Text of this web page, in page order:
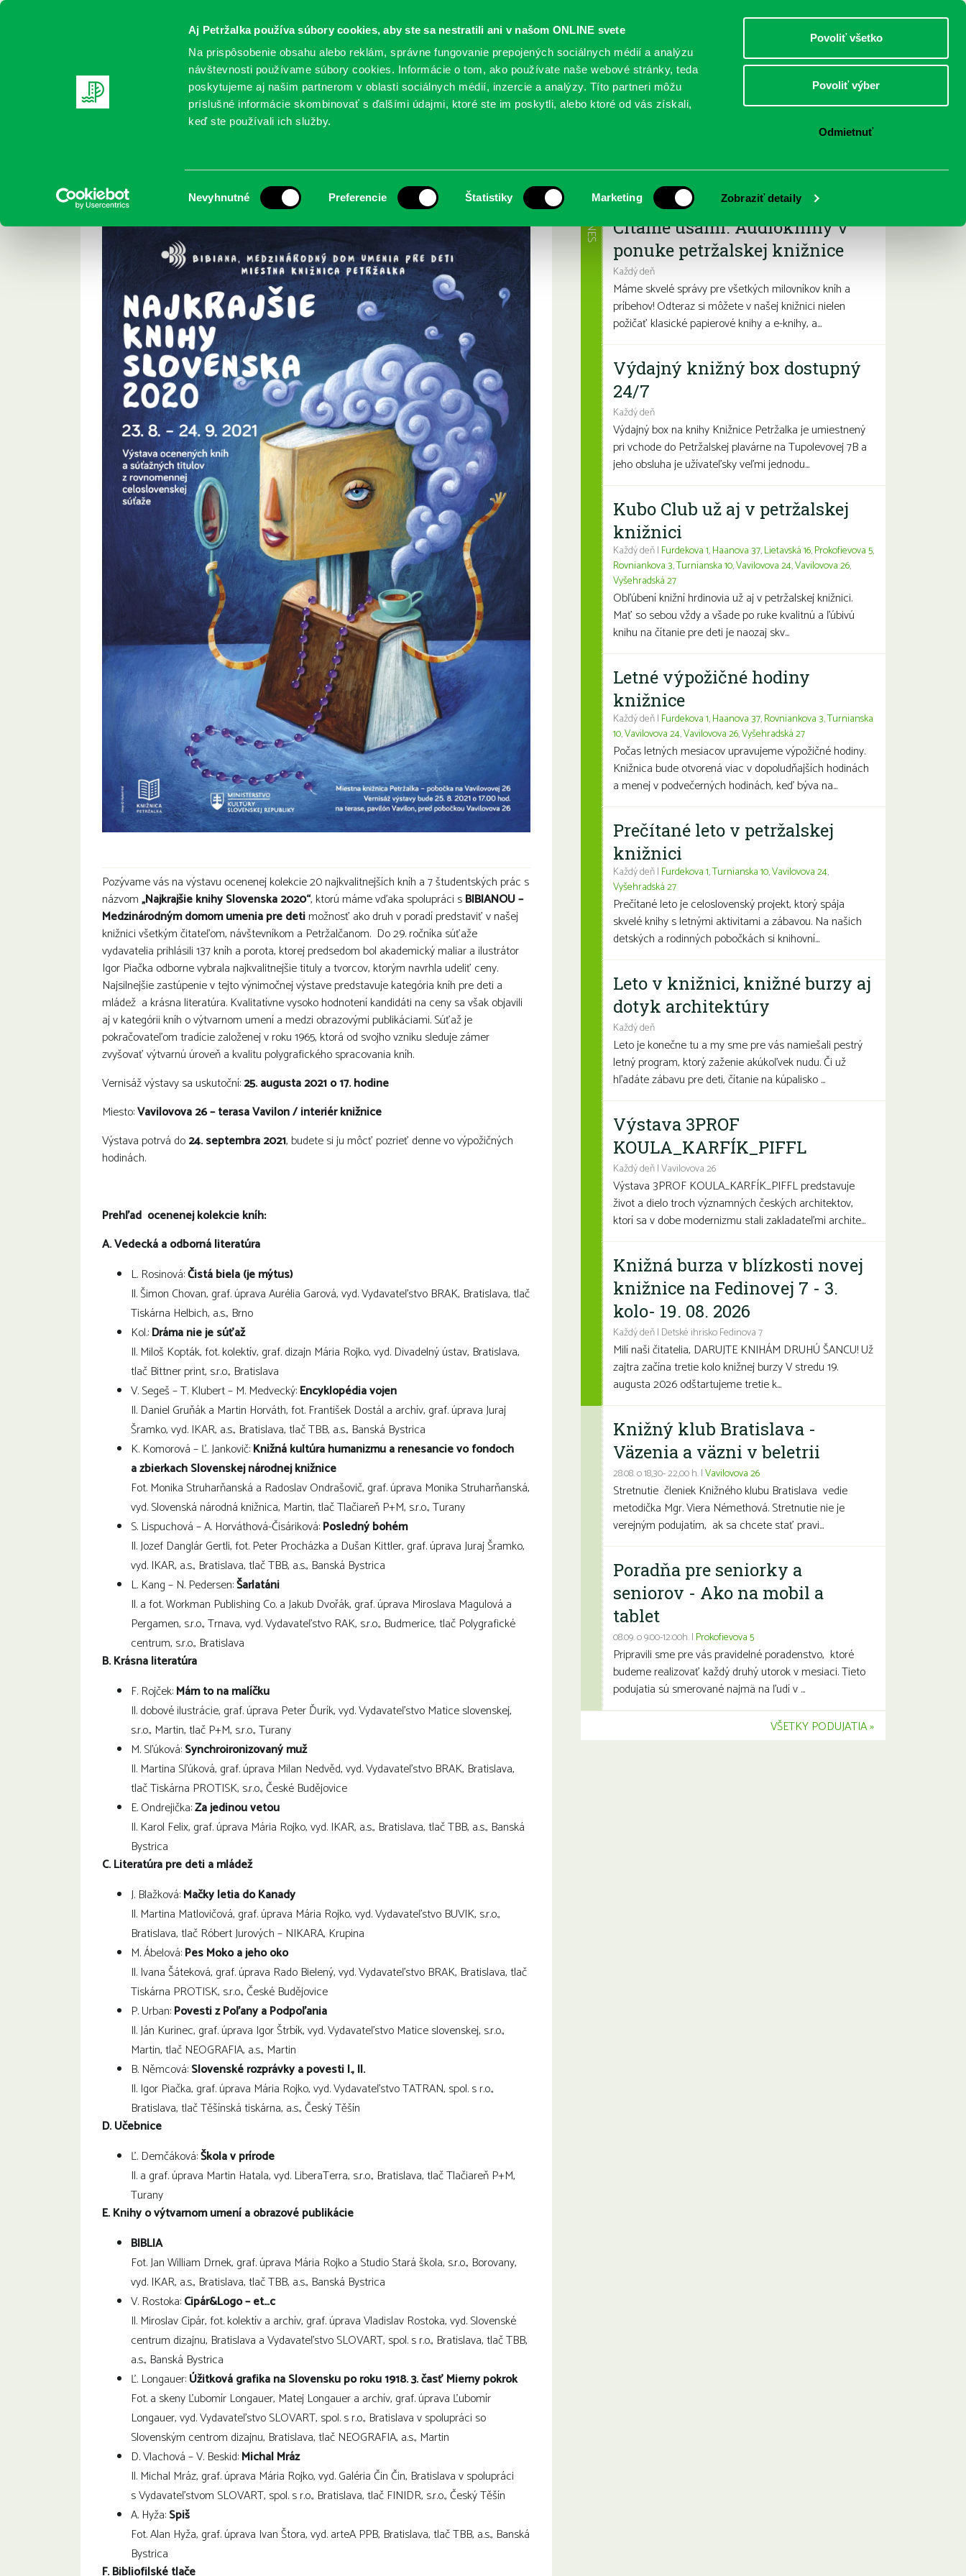
Aj Petržalka používa súbory cookies, aby ste sa nestratili ani v našom ONLINE svete
Na prispôsobenie obsahu alebo reklám, správne fungovanie prepojených sociálnych médií a analýzu
návštevnosti používame súbory cookies. Informácie o tom, ako používate naše webové stránky, teda
poskytujeme aj našim partnerom v oblasti sociálnych médií, inzercie a analýzy. Títo partneri môžu
príslušné informácie skombinovať s ďalšími údajmi, ktoré ste im poskytli, alebo ktoré od vás získali,
keď ste používali ich služby.
súhlasu
Nevyhnutné Preferencie Štatistiky Marketing Zobraziť detaily
Povoliť všetko
Povoliť výber
Odmietnuť
DOSPELÍ
REGISTRUJTE SA ONLINE KATALÓGY SLUŽBY PODUJATIA POBOČKY O KNIŽNICI
Najkrajšie knihy Slovenska 2020
Pozývame vás na výstavu ocenenej kolekcie 20 najkvalitnejších kníh a 7 študentských prác s
názvom„Najkrajšie knihy Slovenska 2020“, ktorú máme vďaka spolupráci sBIBIANOU –
Medzinárodným domom umenia pre detimožnosť ako druh v poradí predstaviť v našej
knižnici všetkým čitateľom, návštevníkom a Petržalčanom. Do 29. ročníka súťaže
vydavatelia prihlásili 137 kníh a porota, ktorej predsedom bol akademický maliar a ilustrátor
Igor Piačka odborne vybrala najkvalitnejšie tituly a tvorcov, ktorým navrhla udeliť ceny.
Najsilnejšie zastúpenie v tejto výnimočnej výstave predstavuje kategória kníh pre deti a
mládež a krásna literatúra. Kvalitatívne vysoko hodnotení kandidáti na ceny sa však objavili
aj v kategórii kníh o výtvarnom umení a medzi obrazovými publikáciami. Súťaž je
pokračovateľom tradície založenej v roku 1965, ktorá od svojho vzniku sleduje zámer
zvyšovať výtvarnú úroveň a kvalitu polygrafického spracovania kníh.
Vernisáž výstavy sa uskutoční:25. augusta 2021 o 17. hodine
Miesto:Vavilovova 26 – terasa Vavilon / interiér knižnice
Výstava potrvá do24. septembra 2021, budete si ju môcť pozrieť denne vo výpožičných
hodinách.
Prehľad ocenenej kolekcie kníh:
A. Vedecká a odborná literatúra
L. Rosinová:Čistá biela (je mýtus)
Il. Šimon Chovan, graf. úprava Aurélia Garová, vyd. Vydavateľstvo BRAK, Bratislava, tlač
Tiskárna Helbich, a.s., Brno
Kol.:Dráma nie je súťaž
Il. Miloš Kopták, fot. kolektív, graf. dizajn Mária Rojko, vyd. Divadelný ústav, Bratislava,
tlač Bittner print, s.r.o., Bratislava
V. Segeš – T. Klubert – M. Medvecký:Encyklopédia vojen
Il. Daniel Gruňák a Martin Horváth, fot. František Dostál a archív, graf. úprava Juraj
Šramko, vyd. IKAR, a.s., Bratislava, tlač TBB, a.s., Banská Bystrica
K. Komorová – Ľ. Jankovič:Knižná kultúra humanizmu a renesancie vo fondoch
a zbierkach Slovenskej národnej knižnice
Fot. Monika Struharňanská a Radoslav Ondrašovič, graf. úprava Monika Struharňanská,
vyd. Slovenská národná knižnica, Martin, tlač Tlačiareň P+M, s.r.o., Turany
S. Lispuchová – A. Horváthová-Čisáriková:Posledný bohém
Il. Jozef Danglár Gertli, fot. Peter Procházka a Dušan Kittler, graf. úprava Juraj Šramko,
vyd. IKAR, a.s., Bratislava, tlač TBB, a.s., Banská Bystrica
L. Kang – N. Pedersen:Šarlatáni
Il. a fot. Workman Publishing Co. a Jakub Dvořák, graf. úprava Miroslava Magulová a
Pergamen, s.r.o., Trnava, vyd. Vydavateľstvo RAK, s.r.o., Budmerice, tlač Polygrafické
centrum, s.r.o., Bratislava
B. Krásna literatúra
F. Rojček:Mám to na malíčku
Il. dobové ilustrácie, graf. úprava Peter Ďurík, vyd. Vydavateľstvo Matice slovenskej,
s.r.o., Martin, tlač P+M, s.r.o., Turany
M. Sľúková:Synchroironizovaný muž
Il. Martina Sľúková, graf. úprava Milan Nedvěd, vyd. Vydavateľstvo BRAK, Bratislava,
tlač Tiskárna PROTISK, s.r.o., České Budějovice
E. Ondrejička:Za jedinou vetou
Il. Karol Felix, graf. úprava Mária Rojko, vyd. IKAR, a.s., Bratislava, tlač TBB, a.s., Banská
Bystrica
C. Literatúra pre deti a mládež
J. Blažková:Mačky letia do Kanady
Il. Martina Matlovičová, graf. úprava Mária Rojko, vyd. Vydavateľstvo BUVIK, s.r.o.,
Bratislava, tlač Róbert Jurových – NIKARA, Krupina
M. Ábelová:Pes Moko a jeho oko
Il. Ivana Šáteková, graf. úprava Rado Bielený, vyd. Vydavateľstvo BRAK, Bratislava, tlač
Tiskárna PROTISK, s.r.o., České Budějovice
P. Urban:Povesti z Poľany a Podpoľania
Il. Ján Kurinec, graf. úprava Igor Štrbík, vyd. Vydavateľstvo Matice slovenskej, s.r.o.,
Martin, tlač NEOGRAFIA, a.s., Martin
B. Němcová:Slovenské rozprávky a povesti I., II.
Il. Igor Piačka, graf. úprava Mária Rojko, vyd. Vydavateľstvo TATRAN, spol. s r.o.,
Bratislava, tlač Těšínská tiskárna, a.s., Český Těšín
D. Učebnice
Ľ. Demčáková:Škola v prírode
Il. a graf. úprava Martin Hatala, vyd. LiberaTerra, s.r.o., Bratislava, tlač Tlačiareň P+M,
Turany
E. Knihy o výtvarnom umení a obrazové publikácie
BIBLIA
Fot. Jan William Drnek, graf. úprava Mária Rojko a Studio Stará škola, s.r.o., Borovany,
vyd. IKAR, a.s., Bratislava, tlač TBB, a.s., Banská Bystrica
V. Rostoka:Cipár&Logo – et…c
Il. Miroslav Cipár, fot. kolektív a archív, graf. úprava Vladislav Rostoka, vyd. Slovenské
centrum dizajnu, Bratislava a Vydavateľstvo SLOVART, spol. s r.o., Bratislava, tlač TBB,
a.s., Banská Bystrica
Ľ. Longauer:Úžitková grafika na Slovensku po roku 1918. 3. časť Mierny pokrok
Fot. a skeny Ľubomír Longauer, Matej Longauer a archív, graf. úprava Ľubomír
Longauer, vyd. Vydavateľstvo SLOVART, spol. s r.o., Bratislava v spolupráci so
Slovenským centrom dizajnu, Bratislava, tlač NEOGRAFIA, a.s., Martin
D. Vlachová – V. Beskid:Michal Mráz
Il. Michal Mráz, graf. úprava Mária Rojko, vyd. Galéria Čin Čin, Bratislava v spolupráci
s Vydavateľstvom SLOVART, spol. s r.o., Bratislava, tlač FINIDR, s.r.o., Český Těšín
A. Hyža:Spiš
Fot. Alan Hyža, graf. úprava Ivan Štora, vyd. arteA PPB, Bratislava, tlač TBB, a.s., Banská
Bystrica
F. Bibliofilské tlače
Najbližšie podujatia
Čítame ušami. Audioknihy v
ponuke petržalskej knižnice
Každý deň
Máme skvelé správy pre všetkých milovníkov kníh a
príbehov! Odteraz si môžete v našej knižnici nielen
požičať klasické papierové knihy a e-knihy, a...
DNES
Výdajný knižný box dostupný
24/7
Každý deň
Výdajný box na knihy Knižnice Petržalka je umiestnený
pri vchode do Petržalskej plavárne na Tupolevovej 7B a
jeho obsluha je užívateľsky veľmi jednodu...
Kubo Club už aj v petržalskej
knižnici
Každý deň | Furdekova 1,Haanova 37,Lietavská 16,Prokofievova 5,
Rovniankova 3,Turnianska 10,Vavilovova 24,Vavilovova 26,
Vyšehradská 27
Obľúbení knižní hrdinovia už aj v petržalskej knižnici.
Mať so sebou vždy a všade po ruke kvalitnú a ľúbivú
knihu na čítanie pre deti je naozaj skv...
Letné výpožičné hodiny
knižnice
Každý deň | Furdekova 1,Haanova 37,Rovniankova 3,Turnianska
10,Vavilovova 24,Vavilovova 26,Vyšehradská 27
Počas letných mesiacov upravujeme výpožičné hodiny.
Knižnica bude otvorená viac v dopoludňajších hodinách
a menej v podvečerných hodinách, keď býva na...
Prečítané leto v petržalskej
knižnici
Každý deň | Furdekova 1,Turnianska 10,Vavilovova 24,
Vyšehradská 27
Prečítané leto je celoslovenský projekt, ktorý spája
skvelé knihy s letnými aktivitami a zábavou. Na našich
detských a rodinných pobočkách si knihovní...
Leto v knižnici, knižné burzy aj
dotyk architektúry
Každý deň
Leto je konečne tu a my sme pre vás namiešali pestrý
letný program, ktorý zaženie akúkoľvek nudu. Či už
hľadáte zábavu pre deti, čítanie na kúpalisko ...
Výstava 3PROF
KOULA_KARFÍK_PIFFL
Každý deň | Vavilovova 26
Výstava 3PROF KOULA_KARFÍK_PIFFL predstavuje
život a dielo troch významných českých architektov,
ktorí sa v dobe modernizmu stali zakladateľmi archite...
Knižná burza v blízkosti novej
knižnice na Fedinovej 7 - 3.
kolo- 19. 08. 2026
Každý deň | Detské ihrisko Fedinova 7
Milí naši čitatelia, DARUJTE KNIHÁM DRUHÚ ŠANCU! Už
zajtra začína tretie kolo knižnej burzy V stredu 19.
augusta 2026 odštartujeme tretie k...
Knižný klub Bratislava -
Väzenia a väzni v beletrii
28.08. o 18,30- 22,00 h. |Vavilovova 26
Stretnutie členiek Knižného klubu Bratislava vedie
metodička Mgr. Viera Némethová. Stretnutie nie je
verejným podujatím, ak sa chcete stať pravi...
Poradňa pre seniorky a
seniorov - Ako na mobil a
tablet
08.09. o 9:00-12:00h. | Prokofievova 5
Pripravili sme pre vás pravidelné poradenstvo, ktoré
budeme realizovať každý druhý utorok v mesiaci. Tieto
podujatia sú smerované najmä na ľudí v ...
VŠETKY PODUJATIA